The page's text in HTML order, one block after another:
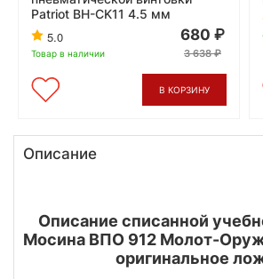
Patriot BH-CK11 4.5 мм
5.0
Товар в наличии
680
3 638
В КОРЗИНУ
Описание
Описание списанной
Мосина ВПО 912 Молот-
оригинальное